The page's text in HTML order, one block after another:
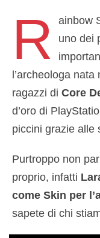
R
ainbow
uno dei
l’archeologa
ragazzi di Core
d’oro di
piccini grazie alle
Purtroppo non
proprio, infatti
come Skin per
sapete di chi